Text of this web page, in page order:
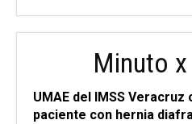
Minuto
UMAE del IMSS
paciente con hernia